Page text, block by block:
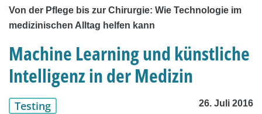
Von der Pflege bis zur Chirurgie: Wie Technologie im
medizinischen Alltag helfen kann
Machine Learning und künstliche
Intelligenz in der Medizin
Testing 26. Juli 2016